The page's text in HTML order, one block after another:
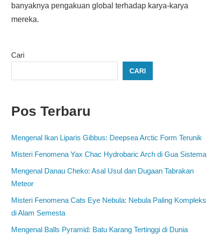
banyaknya pengakuan global terhadap karya-karya
mereka.
Cari
CARI
Pos Terbaru
Mengenal Ikan Liparis Gibbus: Deepsea Arctic Form Terunik
Misteri Fenomena Yax Chac Hydrobaric Arch di Gua Sistema
Mengenal Danau Cheko: Asal Usul dan Dugaan Tabrakan
Meteor
Misteri Fenomena Cats Eye Nebula: Nebula Paling Kompleks
di Alam Semesta
Mengenal Balls Pyramid: Batu Karang Tertinggi di Dunia